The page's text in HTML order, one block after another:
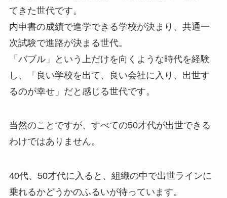
てきた世代です。
内申書の成績で進学できる学校が決まり、共通一
次試験で進路が決まる世代。
「バブル」という上だけを向くような時代を経験
し、「良い学校を出て、良い会社に入り、出世す
るのが幸せ」だと感じる世代です。
当然のことですが、すべての50才代が出世できる
わけではありません。
40代、50才代に入ると、組織の中で出世ラインに
乗れるかどうかのふるいが待っています。